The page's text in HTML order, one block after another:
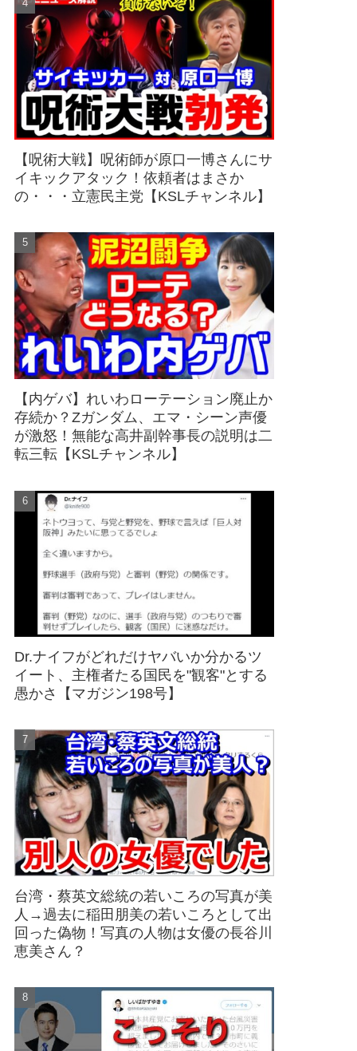
【呪術大戦】呪術師が原口一博さんにサ
イキックアタック！依頼者はまさか
の・・・立憲民主党【KSLチャンネル】
【内ゲバ】れいわローテーション廃止か
存続か？Zガンダム、エマ・シーン声優
が激怒！無能な高井副幹事長の説明は二
転三転【KSLチャンネル】
Dr.ナイフがどれだけヤバいか分かるツ
イート、主権者たる国民を"観客"とする
愚かさ【マガジン198号】
台湾・蔡英文総統の若いころの写真が美
人→過去に稲田朋美の若いころとして出
回った偽物！写真の人物は女優の長谷川
恵美さん？